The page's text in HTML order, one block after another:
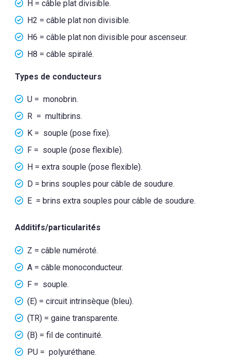
H = câble plat divisible.
H2 = câble plat non divisible.
H6 = câble plat non divisible pour ascenseur.
H8 = câble spiralé.
Types de conducteurs
U = monobrin.
R = multibrins.
K = souple (pose fixe).
F = souple (pose flexible).
H = extra souple (pose flexible).
D = brins souples pour câble de soudure.
E = brins extra souples pour câble de soudure.
Additifs/particularités
Z = câble numéroté.
A = câble monoconducteur.
F = souple.
(E) = circuit intrinsèque (bleu).
(TR) = gaine transparente.
(B) = fil de continuité.
PU = polyuréthane.